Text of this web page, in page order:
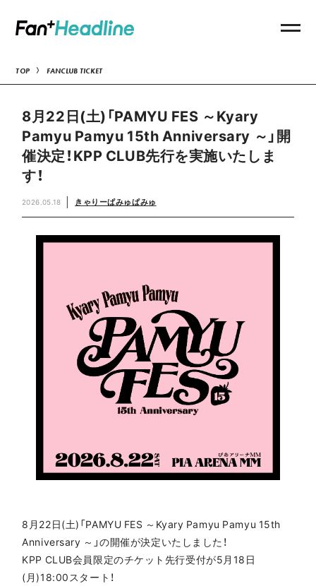
TOP FANCLUB TICKET
8月22日(土)「PAMYU FES ～Kyary
Pamyu Pamyu 15th Anniversary ～」開
催決定！KPP CLUB先行を実施いたしま
す！
2026.05.18 きゃりーぱみゅぱみゅ
8月22日(土)「PAMYU FES ～Kyary Pamyu Pamyu 15th
Anniversary ～」の開催が決定いたしました！
KPP CLUB会員限定のチケット先行受付が5月18日
(月)18:00スタート！